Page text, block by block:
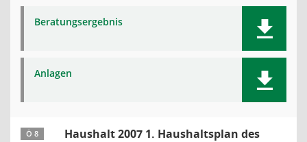
Beratungsergebnis
Anlagen
Ö 8
Haushalt 2007 1. Haushaltsplan des